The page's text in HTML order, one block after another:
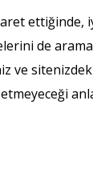
ettiğinde,
de
ve